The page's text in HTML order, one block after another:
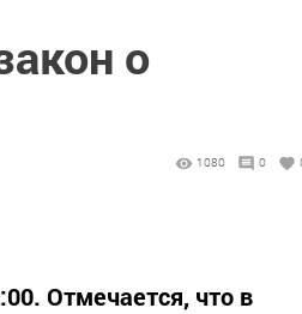
о
1080 0
Отмечается, что в